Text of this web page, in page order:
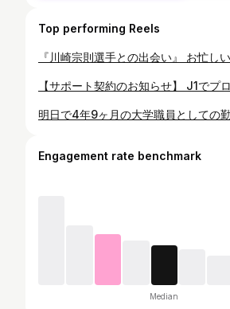
Top performing Reels
Engagement rate benchmark
Median